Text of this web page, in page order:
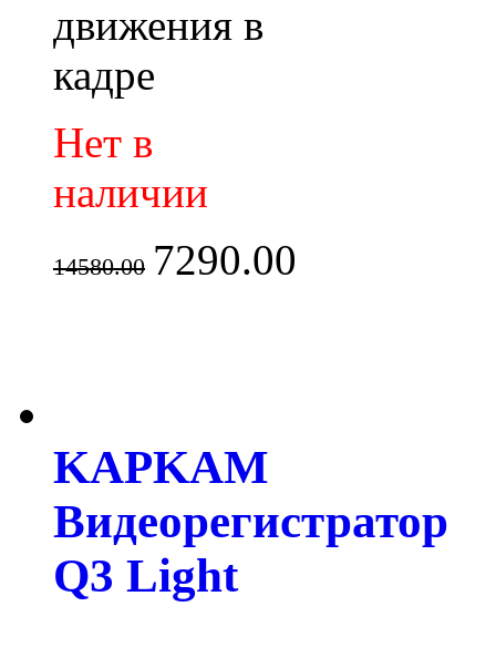
движения в
кадре
Нет в
наличии
14580.00 7290.00
KAPKAM
Видеорегистратор
Q3 Light